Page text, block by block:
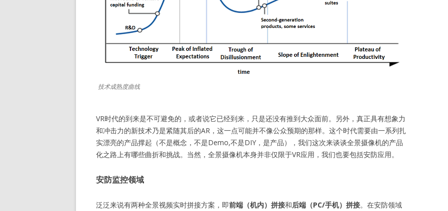
技术成熟度曲线
VR时代的到来是不可避免的，或者说它已经到来，只是还没有推到大众面前。另外，真正具有想象力
和冲击力的新技术乃是紧随其后的AR，这一点可能并不像公众预期的那样。这个时代需要由一系列扎
实漂亮的产品撑起（不是概念，不是Demo,不是DIY，是产品），我们这次来谈谈全景摄像机的产品
化之路上有哪些曲折和挑战。当然，全景摄像机本身并非仅限于VR应用，我们也要包括安防应用。
安防监控领域
泛泛来说有两种全景视频实时拼接方案，即前端（机内）拼接和后端（PC/手机）拼接。在安防领域